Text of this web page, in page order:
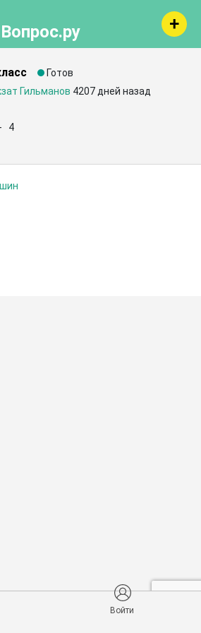
Вопрос.ру
Готов
Гильманов 4207 дней назад
4
Войти